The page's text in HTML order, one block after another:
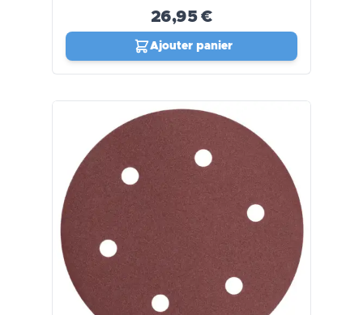
26,95 €
Ajouter panier